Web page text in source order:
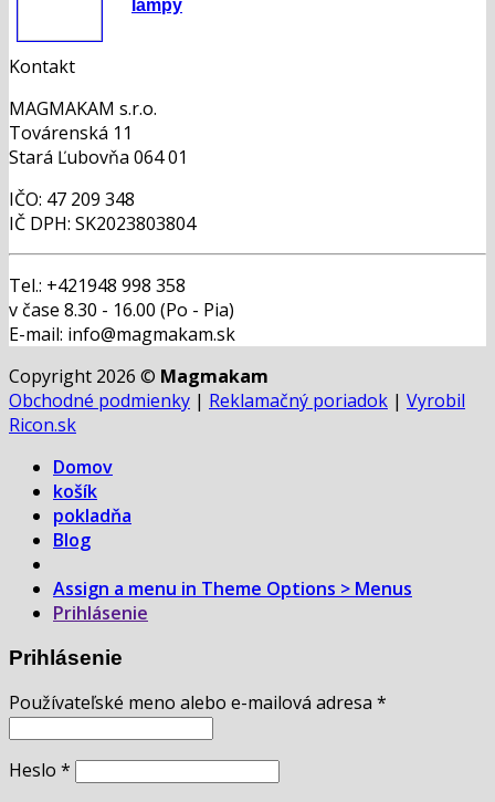
lampy
Kontakt
MAGMAKAM s.r.o.
Továrenská 11
Stará Ľubovňa 064 01
IČO: 47 209 348
IČ DPH: SK2023803804
Tel.: +421948 998 358
v čase 8.30 - 16.00 (Po - Pia)
E-mail: info@magmakam.sk
Copyright 2026 © Magmakam
Obchodné podmienky | Reklamačný poriadok | Vyrobil
Ricon.sk
Domov
košík
pokladňa
Blog
Assign a menu in Theme Options > Menus
Prihlásenie
Prihlásenie
Používateľské meno alebo e-mailová adresa *
Heslo *